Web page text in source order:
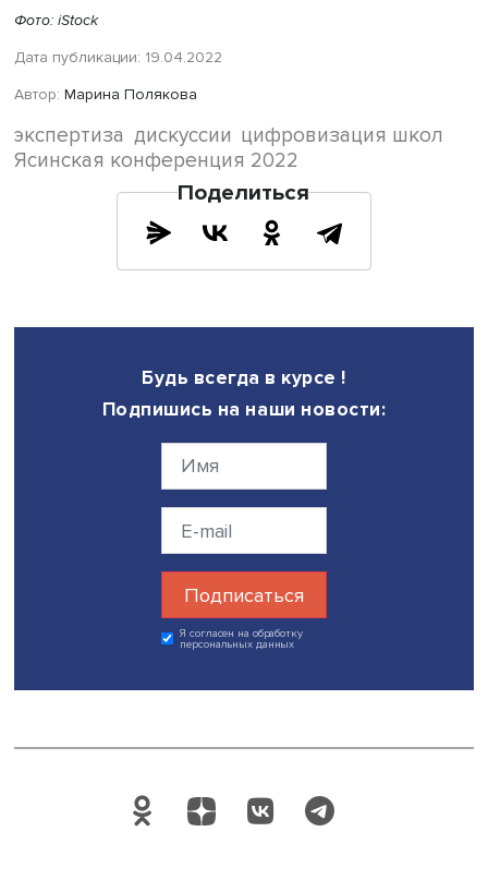
возможности» обсуждаются ключевые подходы к
процессов перехода к цифровой трансформации школ.
образования, с учетом разработанного
также в перспективе организации мониторингового
обследования цифровой трансформации
школьного образования. Доклад опирается на
полученные Институтом образования НИУ ВШЭ в
разработки, проведения и совершенствования
практики мониторинговых обследований школ.
Фото: iStock
Дата публикации: 19.04.2022
Марина Полякова
дискуссии
Ясинская конференция 2022
Поделиться
Будь всегда в курсе !